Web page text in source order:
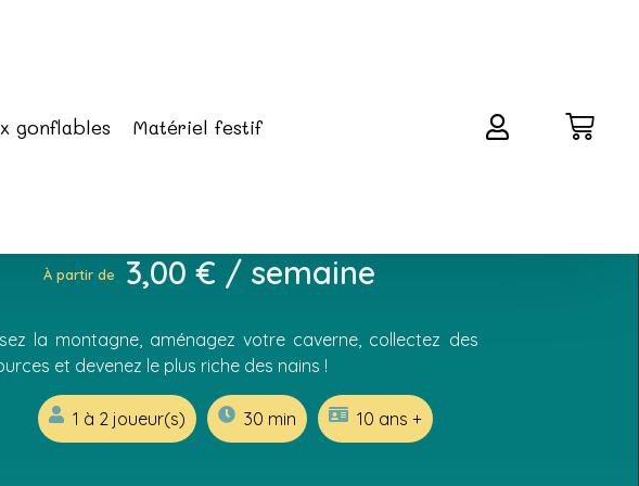
gonflables Matériel festif
À partir de 3,00 € / semaine
la montagne, aménagez votre caverne, collectez des
et devenez le plus riche des nains !
1 à 2 joueur(s) 30 min 10 ans +